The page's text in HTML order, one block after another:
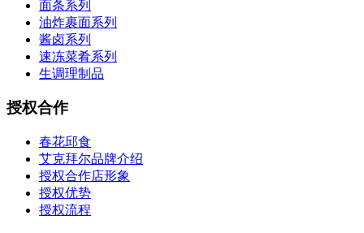
面条系列
油炸裹面系列
酱卤系列
速冻菜肴系列
生调理制品
授权合作
春花邱食
艾克拜尔品牌介绍
授权合作店形象
授权优势
授权流程